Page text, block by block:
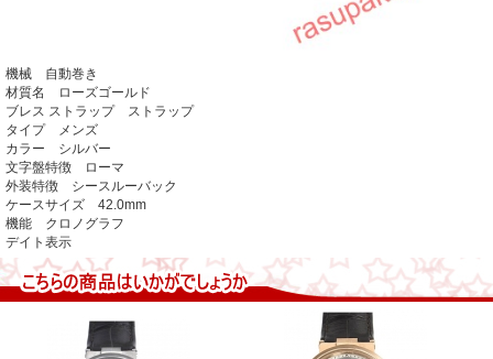
機械 自動巻き
材質名 ローズゴールド
ブレス ストラップ ストラップ
タイプ メンズ
カラー シルバー
文字盤特徴 ローマ
外装特徴 シースルーバック
ケースサイズ 42.0mm
機能 クロノグラフ
デイト表示